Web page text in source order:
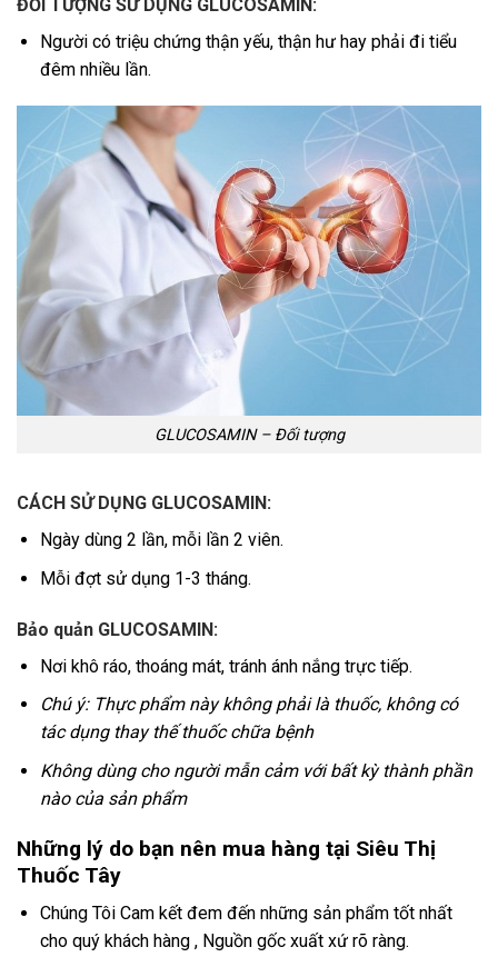
ĐỐI TƯỢNG SỬ DỤNG GLUCOSAMIN:
Người có triệu chứng thận yếu, thận hư hay phải đi tiểu
đêm nhiều lần.
GLUCOSAMIN – Đối tượng
CÁCH SỬ DỤNG GLUCOSAMIN:
Ngày dùng 2 lần, mỗi lần 2 viên.
Mỗi đợt sử dụng 1-3 tháng.
Bảo quản GLUCOSAMIN:
Nơi khô ráo, thoáng mát, tránh ánh nắng trực tiếp.
Chú ý: Thực phẩm này không phải là thuốc, không có
tác dụng thay thế thuốc chữa bệnh
Không dùng cho người mẫn cảm với bất kỳ thành phần
nào của sản phẩm
Những lý do bạn nên mua hàng tại Siêu Thị
Thuốc Tây
Chúng Tôi Cam kết đem đến những sản phẩm tốt nhất
cho quý khách hàng , Nguồn gốc xuất xứ rõ ràng.